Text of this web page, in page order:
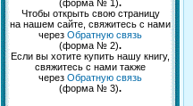
(форма № 1).
Чтобы открыть свою страницу
на нашем сайте, свяжитесь с нами
через Обратную связь
(форма № 2).
Если вы хотите купить нашу книгу,
свяжитесь с нами также
через Обратную связь
(форма № 3).